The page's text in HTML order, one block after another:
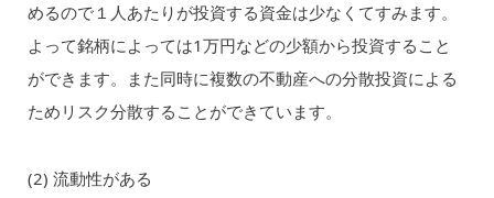
めるので１人あたりが投資する資金は少なくてすみます。
よって銘柄によっては1万円などの少額から投資すること
ができます。また同時に複数の不動産への分散投資による
ためリスク分散することができています。
(2) 流動性がある